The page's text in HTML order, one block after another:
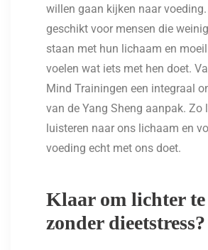
willen gaan kijken naar
geschikt voor mensen die
staan met hun lichaam en
voelen wat iets met hen doet.
Mind Trainingen een integraal
van de Yang Sheng aanpak. Zo
luisteren naar ons lichaam en
voeding echt met ons doet.
Klaar om lichter te
zonder dieetstress?